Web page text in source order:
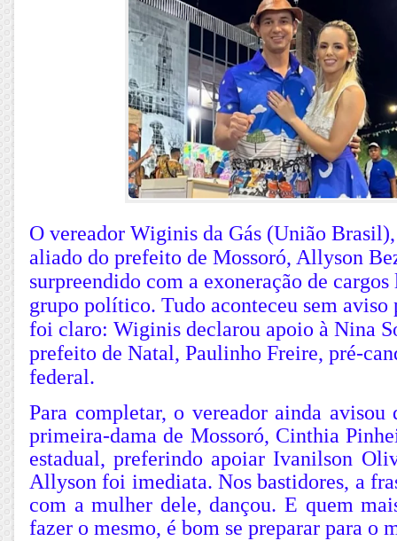
O vereador Wiginis da Gás (União
aliado do prefeito de Mossoró, Allyson
surpreendido com a exoneração de cargos
grupo político. Tudo aconteceu sem
foi claro: Wiginis declarou apoio à Nina
prefeito de Natal, Paulinho Freire, pré-
federal.
Para completar, o vereador ainda avisou
primeira-dama de Mossoró, Cinthia
estadual, preferindo apoiar Ivanilson
Allyson foi imediata. Nos bastidores, a
com a mulher dele, dançou. E quem
fazer o mesmo, é bom se preparar para o